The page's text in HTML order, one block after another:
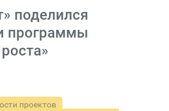
поделился
программы
проектов